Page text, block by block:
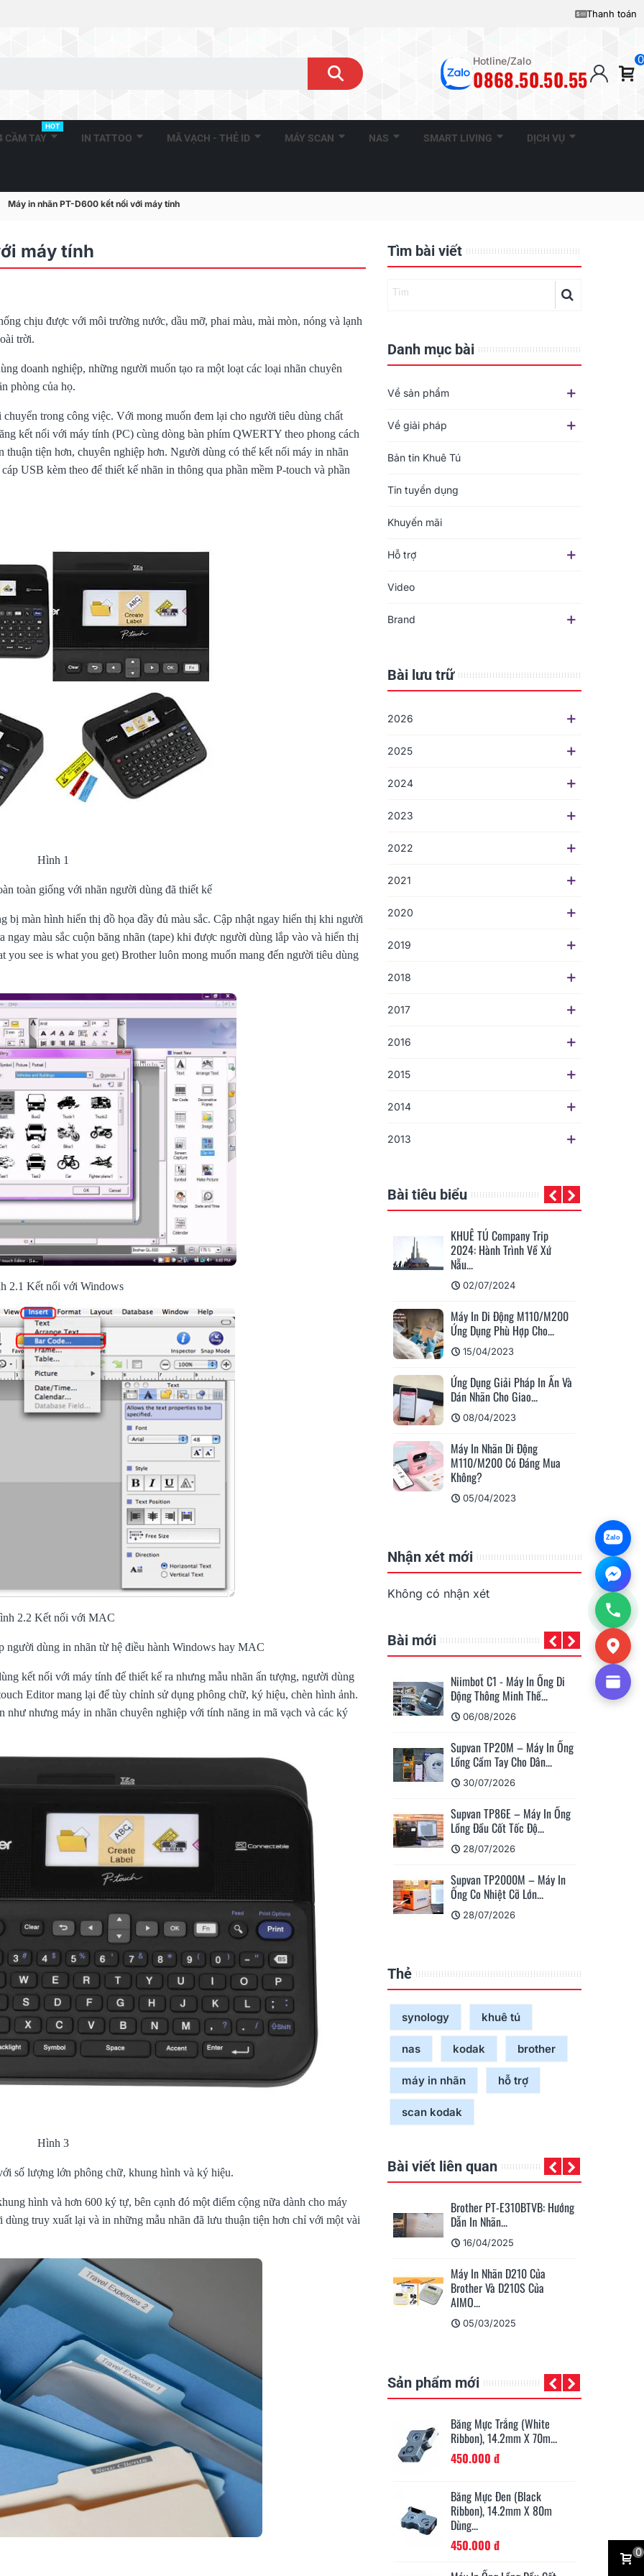
Thanh toán
Hotline/Zalo
0868.50.50.55
0
CẦM TAY
HOT
IN TATTOO MÃ VẠCH - THẺ ID MÁY SCAN NAS SMART LIVING DỊCH VỤ
Máy in nhãn PT-D600 kết nối với máy tính
Tìm bài viết
Danh mục bài
Về sản phẩm
Về giải pháp
Bản tin Khuê Tú
Tin tuyển dụng
Khuyến mãi
Hỗ trợ
Video
Brand
Bài lưu trữ
2026
2025
2024
2023
2022
2021
2020
2019
2018
2017
2016
2015
2014
2013
Bài tiêu biểu
KHUÊ TÚ Company Trip
2024: Hành Trình Về Xứ
Nẫu...
02/07/2024
Máy In Di Động M110/M200
Ứng Dụng Phù Hợp Cho...
15/04/2023
Ứng Dụng Giải Pháp In Ấn Và
Dán Nhãn Cho Giao...
08/04/2023
Máy In Nhãn Di Động
M110/M200 Có Đáng Mua
Không?
05/04/2023
Nhận xét mới
Không có nhận xét
Bài mới
Niimbot C1 - Máy In Ống Di
Động Thông Minh Thế...
06/08/2026
Supvan TP20M – Máy In Ống
Lồng Cầm Tay Cho Dân...
30/07/2026
Supvan TP86E – Máy In Ống
Lồng Đầu Cốt Tốc Độ...
28/07/2026
Supvan TP2000M – Máy In
Ống Co Nhiệt Cỡ Lớn...
28/07/2026
Thẻ
synology khuê tú
nas kodak brother
máy in nhãn hỗ trợ
scan kodak
Bài viết liên quan
Brother Ra Mắt Máy In Nhãn
Cầm Tay PT-E310BTVP...
KHUÊ TÚ Tham Dự Hội Thảo
Ra Mắt Máy In Nhãn Cầm...
16/05/2025
Brother PT-E310BTVB: Hướng
Dẫn In Nhãn...
PT-E110, PT-E310BT, PT-
E560BT: Giải Pháp In...
22/01/2025
Đại Diện Ngành Hàng Máy In
Nhãn Của Brother...
15/07/2023
Sản phẩm mới
Băng Mực Trắng (White
Ribbon), 14.2mm X 70m...
450.000 đ
Băng Mực Đen (Black
Ribbon), 14.2mm X 80m
Dùng...
450.000 đ
máy tính
chịu được với môi trường nước, dầu mỡ, phai màu, mài mòn, nóng và lạnh
trời.
doanh nghiệp, những người muốn tạo ra một loạt các loại nhãn chuyên
phòng của họ.
trong công việc. Với mong muốn đem lại cho người tiêu dùng chất
kết nối với máy tính (PC) cùng dòng bàn phím QWERTY theo phong cách
tiện hơn, chuyên nghiệp hơn. Người dùng có thể kết nối máy in nhãn
USB kèm theo để thiết kế nhãn in thông qua phần mềm P-touch và phần
Hình 1
toàn giống với nhãn người dùng đã thiết kế
bị màn hình hiển thị đồ họa đầy đủ màu sắc. Cập nhật ngay hiển thị khi người
màu sắc cuộn băng nhãn (tape) khi được người dùng lắp vào và hiển thị
see is what you get) Brother luôn mong muốn mang đến người tiêu dùng
2.1 Kết nối với Windows
2.2 Kết nối với MAC
người dùng in nhãn từ hệ điều hành Windowshay MAC
kết nối với máy tính để thiết kế ra nhưng mẫu nhãn ấn tượng, người dùng
Editor mang lại để tùy chỉnh sử dụng phông chữ, ký hiệu, chèn hình ảnh.
nhưng máy in nhãn chuyên nghiệp với tính năng in mã vạch và các ký
Hình 3
số lượng lớn phông chữ, khung hình và ký hiệu.
hình và hơn 600 ký tự, bên cạnh đó một điểm cộng nữa dành cho máy
truy xuất lại và in những mẫu nhãn đã lưu thuận tiện hơn chỉ với một vài
0
Zalo